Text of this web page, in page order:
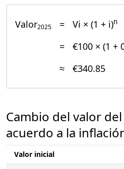
Valor2025 = Vi × (1 + i)n
= €100 × (1 +
≈ €340.85
Cambio del valor
acuerdo a la
Valor inicial